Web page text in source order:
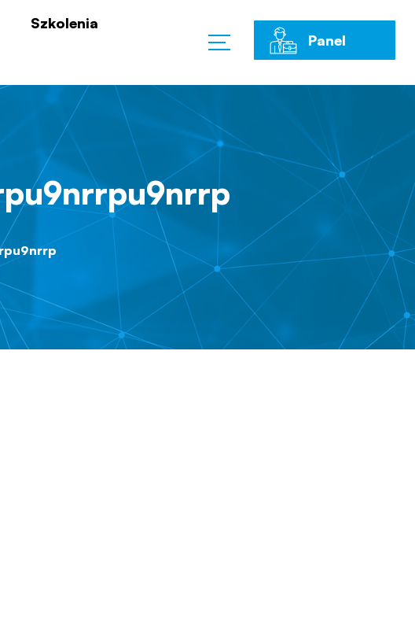
Szkolenia
Panel